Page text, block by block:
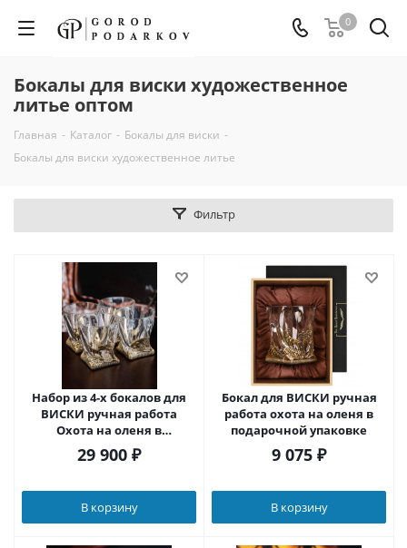
0
Бокалы для виски художественное
литье оптом
Главная - Каталог - Бокалы для виски -
Бокалы для виски художественное литье
Фильтр
Набор из 4-х бокалов для
ВИСКИ ручная работа
Охота на оленя в
плдарочной упаковке
29 900 ₽
В корзину
Бокал для ВИСКИ ручная
работа охота на оленя в
подарочной упаковке
9 075 ₽
В корзину